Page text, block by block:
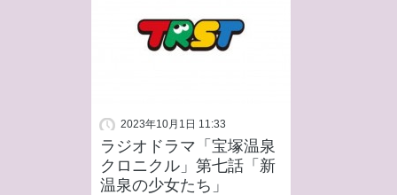
2023年10月1日 11:33
ラジオドラマ「宝塚温泉
クロニクル」第七話「新
温泉の少女たち」